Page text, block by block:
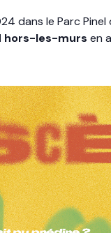
dans le Parc Pinel
hors-les-murs en